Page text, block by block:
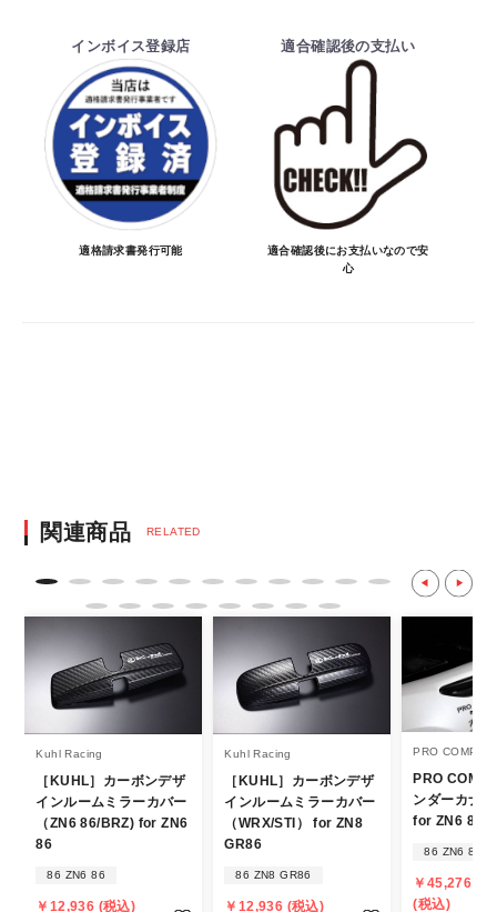
でお受けしておりません。
納期を知りたい場合は、一旦ご注文のお手
続きをお願い致します。
決済について
・ご注文後にメーカー確認を行い、商品が愛
車に合うことを確認してから決済となりま
決済後の正式注文後のキャンセルや変更につい
て
・決済後の正式注文後のキャンセルや変更は
不可となりますので、商品やカラー等、お間
違い無いようお願い致します。
※商品写真は実際の商品とカラーやイメー
ジが若干異なる場合もございます。
商品名や説明等でご確認ください。
発送について
・エアロパーツ・マフラー等の大型商品は、
個人宅への直送・営業所止めができないこと
があることはご了承ください。
インボイス登録店
適格請求書発行可能
適合確認後の支払い
適合確認後にお支払いなので安
心
関連商品 RELATED
Kuhl Racing
［KUHL］カーボンデザ
インルームミラーカバー
（ZN6 86/BRZ) for ZN6
86
86 ZN6 86
￥12,936 (税込)
Kuhl Racing
［KUHL］カーボンデザ
インルームミラーカバー
（WRX/STI） for ZN8
GR86
86 ZN8 GR86
￥12,936 (税込)
PRO
PRO
ンダーカナ
for ZN6 86
86 ZN6 86
￥45,276 ～
(税込)